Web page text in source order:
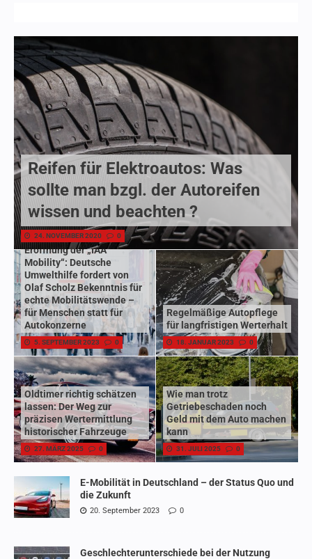
Reifen für Elektroautos: Was
sollte man bzgl. der Autoreifen
wissen und beachten ?
24. NOVEMBER 2020 0
Eröffnung der „IAA
Mobility“: Deutsche
Umwelthilfe fordert von
Olaf Scholz Bekenntnis für
echte Mobilitätswende –
für Menschen statt für
Autokonzerne
5. SEPTEMBER 2023 0
Regelmäßige Autopflege
für langfristigen Werterhalt
18. JANUAR 2023 0
Oldtimer richtig schätzen
lassen: Der Weg zur
präzisen Wertermittlung
historischer Fahrzeuge
27. MÄRZ 2025 0
Wie man trotz
Getriebeschaden noch
Geld mit dem Auto machen
kann
31. JULI 2025 0
E-Mobilität in Deutschland – der Status Quo und
die Zukunft
20. September 2023 0
Geschlechterunterschiede bei der Nutzung